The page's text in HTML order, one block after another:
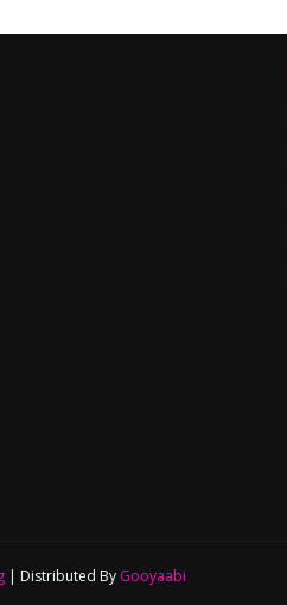
| Distributed By Gooyaabi